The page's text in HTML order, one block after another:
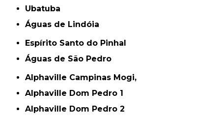
Ubatuba
Águas de Lindóia
Espírito Santo do Pinhal
Águas de São Pedro
Alphaville Campinas Mogi,
Alphaville Dom Pedro 1
Alphaville Dom Pedro 2